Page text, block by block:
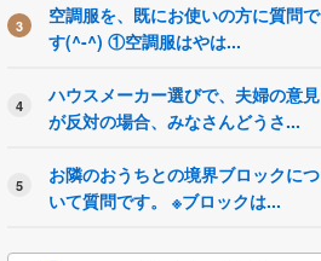
3
空調服を、既にお使いの方に質問で
す(^-^) ①空調服はやは...
4
ハウスメーカー選びで、夫婦の意見
が反対の場合、みなさんどうさ...
5
お隣のおうちとの境界ブロックにつ
いて質問です。 ※ブロックは...